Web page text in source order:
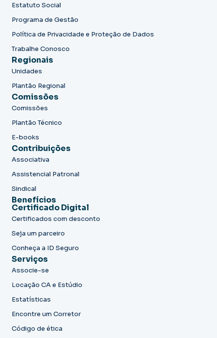
Estatuto Social
Programa de Gestão
Política de Privacidade e Proteção de Dados
Trabalhe Conosco
Regionais
Unidades
Plantão Regional
Comissões
Comissões
Plantão Técnico
E-books
Contribuições
Associativa
Assistencial Patronal
Sindical
Benefícios
Certificado Digital
Certificados com desconto
Seja um parceiro
Conheça a ID Seguro
Serviços
Associe-se
Locação CA e Estúdio
Estatísticas
Encontre um Corretor
Código de ética